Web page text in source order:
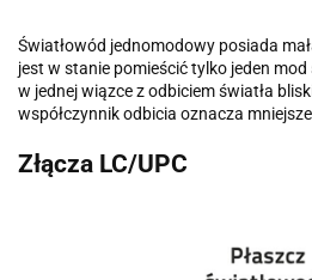
Światłowód jednomodowy posiada
jest w stanie pomieścić tylko jeden mod
w jednej wiązce z odbiciem światła
współczynnik odbicia oznacza
Złącza LC/UPC